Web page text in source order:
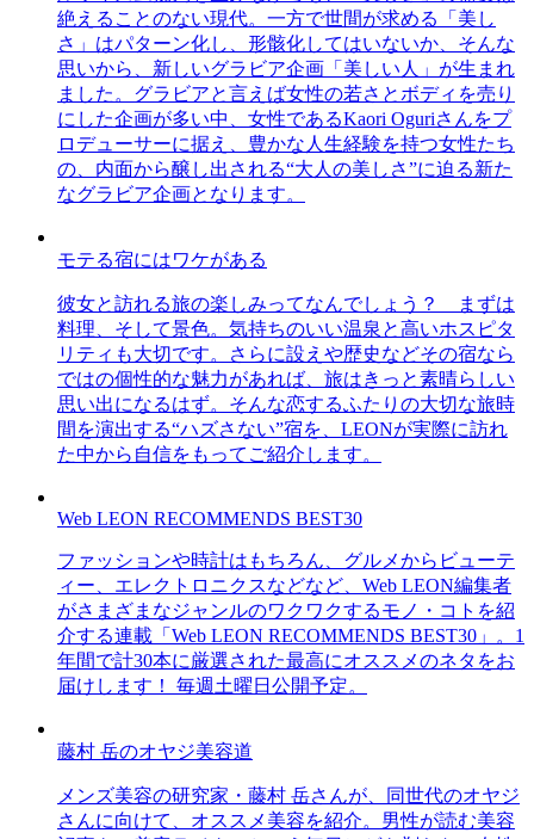
絶えることのない現代。一方で世間が求める「美し
さ」はパターン化し、形骸化してはいないか、そんな
思いから、新しいグラビア企画「美しい人」が生まれ
ました。グラビアと言えば女性の若さとボディを売り
にした企画が多い中、女性であるKaori Oguriさんをプ
ロデューサーに据え、豊かな人生経験を持つ女性たち
の、内面から醸し出される“大人の美しさ”に迫る新た
なグラビア企画となります。
モテる宿にはワケがある
彼女と訪れる旅の楽しみってなんでしょう？ まずは
料理、そして景色。気持ちのいい温泉と高いホスピタ
リティも大切です。さらに設えや歴史などその宿なら
ではの個性的な魅力があれば、旅はきっと素晴らしい
思い出になるはず。そんな恋するふたりの大切な旅時
間を演出する“ハズさない”宿を、LEONが実際に訪れ
た中から自信をもってご紹介します。
Web LEON RECOMMENDS BEST30
ファッションや時計はもちろん、グルメからビューテ
ィー、エレクトロニクスなどなど、Web LEON編集者
がさまざまなジャンルのワクワクするモノ・コトを紹
介する連載「Web LEON RECOMMENDS BEST30」。1
年間で計30本に厳選された最高にオススメのネタをお
届けします！ 毎週土曜日公開予定。
藤村 岳のオヤジ美容道
メンズ美容の研究家・藤村 岳さんが、同世代のオヤジ
さんに向けて、オススメ美容を紹介。男性が読む美容